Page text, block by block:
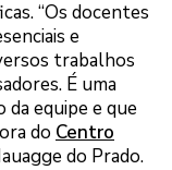
“Os docentes
e
trabalhos
É uma
equipe e que
do Centro
do Prado.